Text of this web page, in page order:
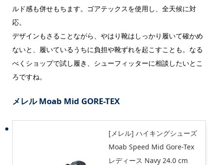
ルド感も併せもちます。ゴアテックスを使用し、全天候に対
応。
デザインもさることながら、やはり靴はしっかり履いて確かめ
ないと、履いているうちに負担や靴ずれを起こすことも。なる
べくショップで試し履き、シューフィッターに相談したいとこ
ろですね。
メレル Moab Mid GORE-TEX
[メレル] ハイキングシューズ
Moab Speed Mid Gore-Tex
レディース Navy 24.0 cm